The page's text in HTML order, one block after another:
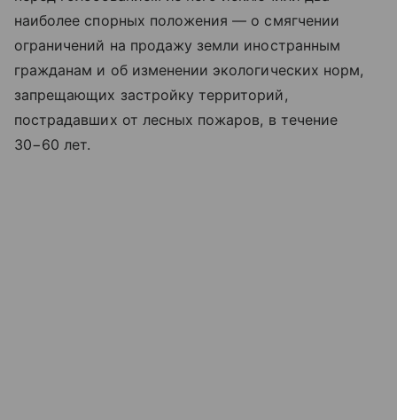
наиболее спорных положения — о смягчении
ограничений на продажу земли иностранным
гражданам и об изменении экологических норм,
запрещающих застройку территорий,
пострадавших от лесных пожаров, в течение
30−60 лет.